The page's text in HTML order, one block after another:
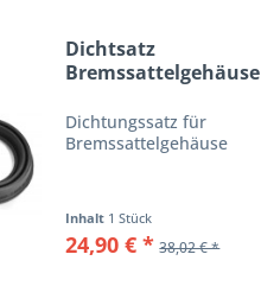
Dichtsatz
Bremssattelgehäuse
Dichtungssatz für
Bremssattelgehäuse
Inhalt 1 Stück
24,90 € * 38,02 € *